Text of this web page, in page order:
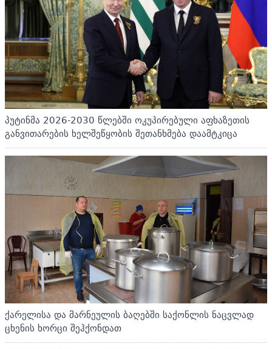
პუტინმა 2026-2030 წლებში ოკუპირებული აფხაზეთის
განვითარების ხელშეწყობის შეთანხმება დაამტკიცა
ქარელისა და მარნეულის ბაღებში საქონლის ნაცვლად
ცხენის ხორცი შეჰქონდათ